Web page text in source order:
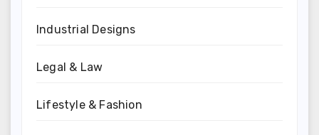
Industrial Designs
Legal & Law
Lifestyle & Fashion